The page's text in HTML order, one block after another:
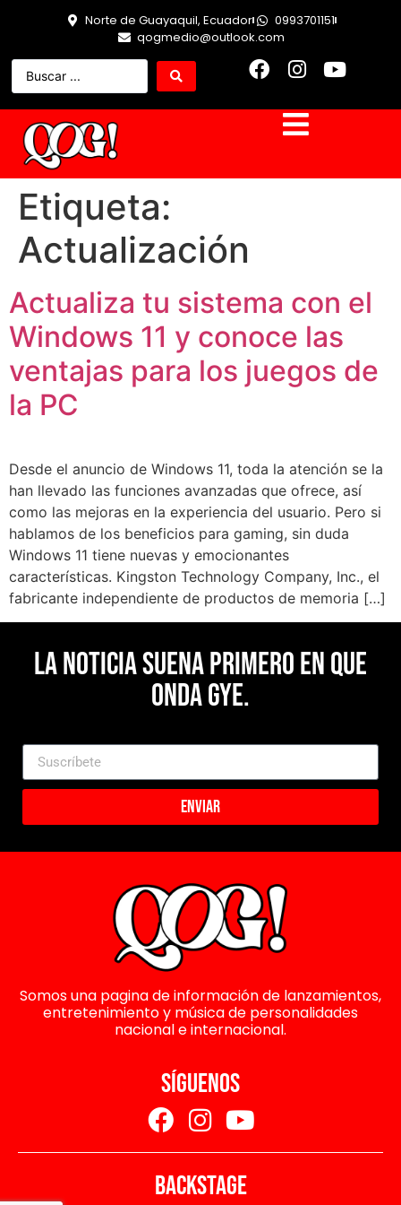
Norte de Guayaquil, Ecuador
0993701151
qogmedio@outlook.com
Etiqueta:
Actualización
Actualiza tu sistema con el
Windows 11 y conoce las
ventajas para los juegos de
la PC
Desde el anuncio de Windows 11, toda la atención se la
han llevado las funciones avanzadas que ofrece, así
como las mejoras en la experiencia del usuario. Pero si
hablamos de los beneficios para gaming, sin duda
Windows 11 tiene nuevas y emocionantes
características. Kingston Technology Company, Inc., el
fabricante independiente de productos de memoria […]
La noticia suena primero en Que
Onda Gye.
Enviar
Somos una pagina de información de lanzamientos,
entretenimiento y música de personalidades
nacional e internacional.
SÍGUENOS
BACKSTAGE